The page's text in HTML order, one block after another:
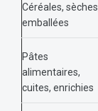
Céréales,
emballées
Pâtes
alimentaires,
cuites, enrichies